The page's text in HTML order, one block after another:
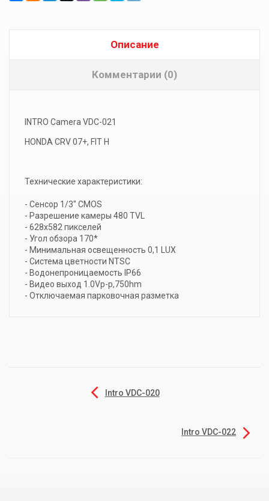
Описание
Комментарии (0)
INTRO Camera VDC-021
HONDA CRV 07+, FIT H
Технические характеристики:
- Сенсор 1/3" CMOS
- Разрешение камеры 480 TVL
- 628х582 пикселей
- Угол обзора 170*
- Минимальная освещенность 0,1 LUX
- Система цветности NTSC
- Водонепроницаемость IP66
- Видео выход 1.0Vp-p,750hm
- Отключаемая парковочная разметка
Intro VDC-020
Intro VDC-022